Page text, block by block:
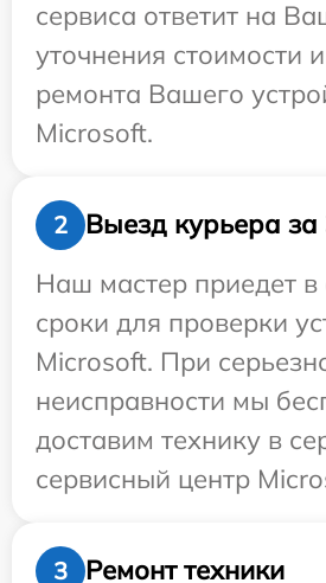
сервиса ответит на
уточнения стоимости
ремонта Вашего
Microsoft.
2
Выезд курьера за
Наш мастер приедет
сроки для проверки
Microsoft. При
неисправности мы
доставим технику в
сервисный центр
3
Ремонт техники